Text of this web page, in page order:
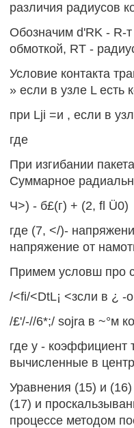
различия радиусов
Обозначим d'RK - R-
обмоткой, RT -
Условие контакта
» если в узле L есть
при Lji =и , если в
где
При изгибании
Суммарное
Ч>) - б£(г) + (2, fl Ü0)
где (7, </)-
напряжение от
Примем условш про
/<fi/<DtL¡ <зсли в ¿ -
/£'/-//6*;/ sojra в ~°м
где у - коэффициент
вычисленные в
Уравнения (15) и
(17) и
процессе методом